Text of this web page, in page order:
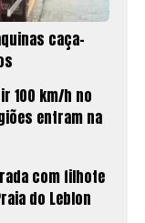
caça-
100 km/h no
entram na
com filhote
do Leblon